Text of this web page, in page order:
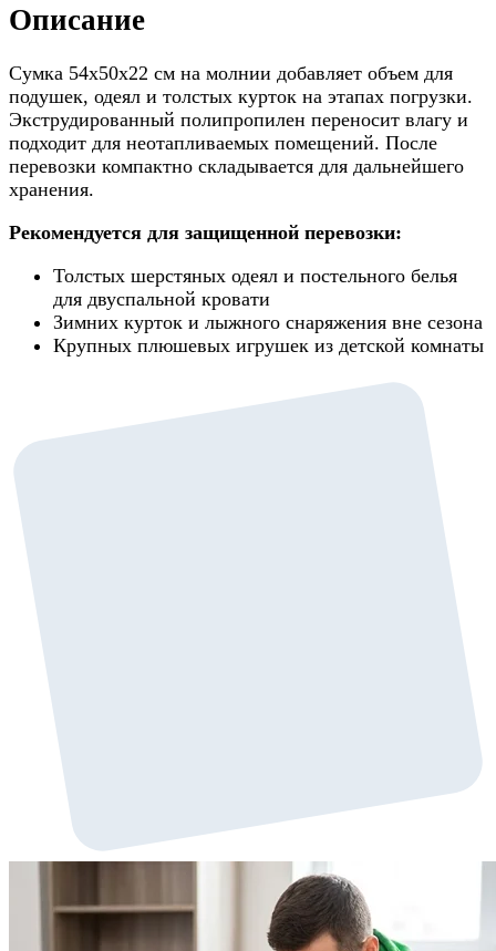
Описание
Сумка 54x50x22 см на молнии добавляет объем для
подушек, одеял и толстых курток на этапах погрузки.
Экструдированный полипропилен переносит влагу и
подходит для неотапливаемых помещений. После
перевозки компактно складывается для дальнейшего
хранения.
Рекомендуется для защищенной перевозки:
Толстых шерстяных одеял и постельного белья
для двуспальной кровати
Зимних курток и лыжного снаряжения вне сезона
Крупных плюшевых игрушек из детской комнаты